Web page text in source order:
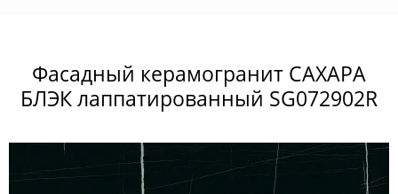
Фасадный керамогранит САХАРА
БЛЭК лаппатированный SG072902R